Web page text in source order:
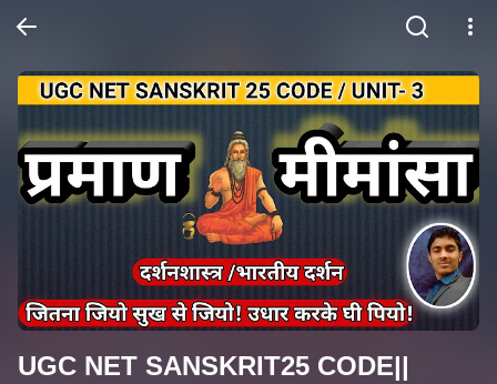
UGC NET SANSKRIT25 CODE||